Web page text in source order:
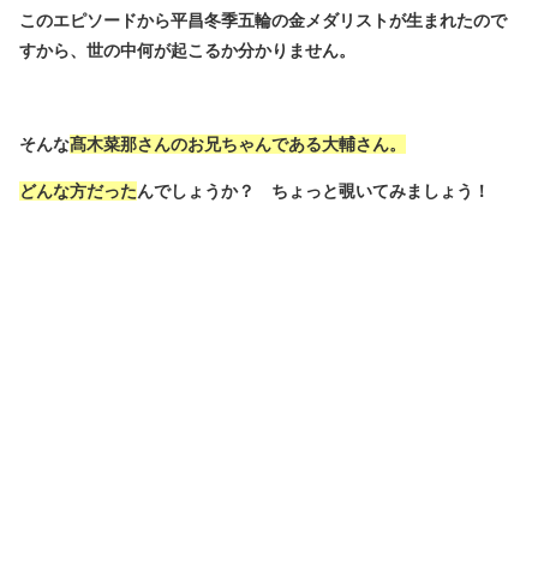
このエピソードから平昌冬季五輪の金メダリストが生まれたので
すから、世の中何が起こるか分かりません。
そんな髙木菜那さんのお兄ちゃんである大輔さん。
どんな方だったんでしょうか？ ちょっと覗いてみましょう！